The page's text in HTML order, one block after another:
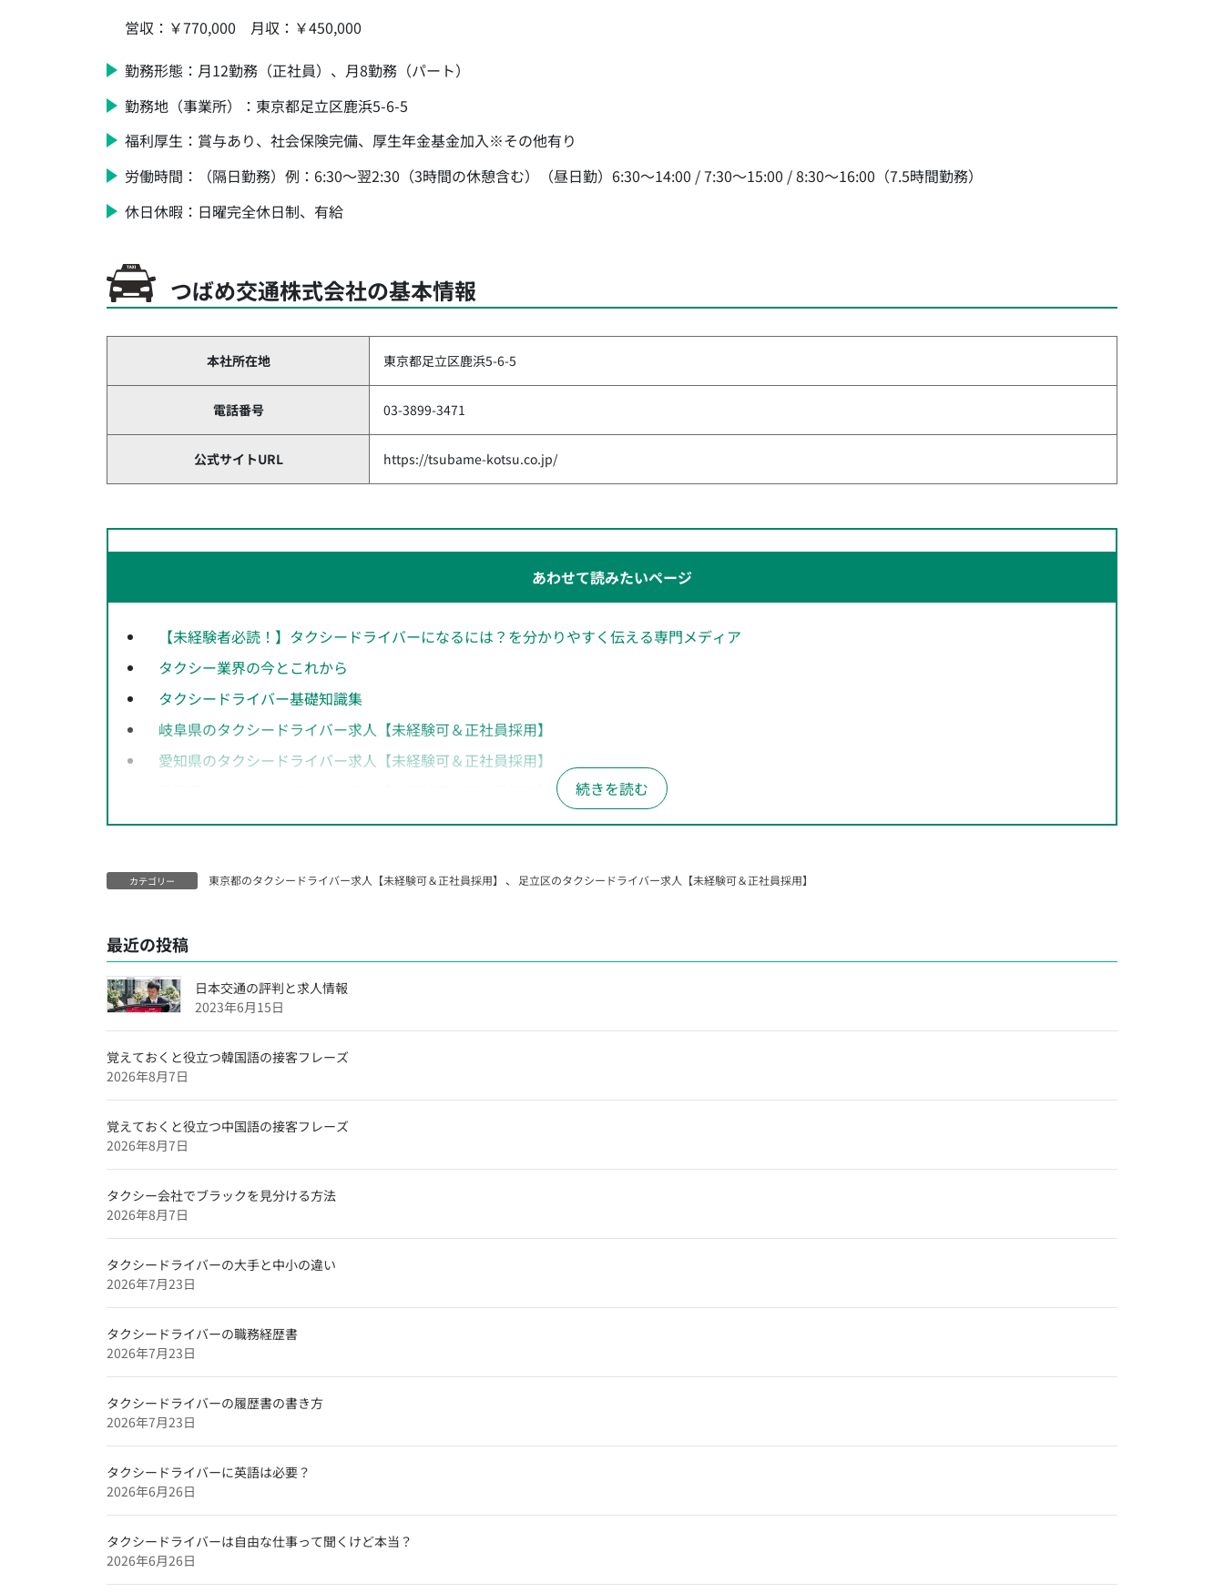
営収：￥770,000 月収：￥450,000
勤務形態：月12勤務（正社員）、月8勤務（パート）
勤務地（事業所）：東京都足立区鹿浜5-6-5
福利厚生：賞与あり、社会保険完備、厚生年金基金加入※その他有り
労働時間：（隔日勤務）例：6:30～翌2:30（3時間の休憩含む）（昼日勤）6:30～14:00 / 7:30～15:00 / 8:30～16:00（7.5時間勤務）
休日休暇：日曜完全休日制、有給
つばめ交通株式会社の基本情報
本社所在地 東京都足立区鹿浜5-6-5
電話番号 03-3899-3471
公式サイトURL https://tsubame-kotsu.co.jp/
あわせて読みたいページ
【未経験者必読！】タクシードライバーになるには？を分かりやすく伝える専門メディア
タクシー業界の今とこれから
タクシードライバー基礎知識集
岐阜県のタクシードライバー求人【未経験可＆正社員採用】
愛知県のタクシードライバー求人【未経験可＆正社員採用】
神奈川県のタクシードライバー求人【未経験可＆正社員採用】
埼玉県のタクシードライバー求人【未経験可＆正社員採用】
沖縄県のタクシードライバー求人【未経験可＆正社員採用】
福岡県のタクシードライバー求人【未経験可＆正社員採用】
愛媛県のタクシードライバー求人【未経験可＆正社員採用】
広島県のタクシードライバー求人【未経験可＆正社員採用】
滋賀県のタクシードライバー求人【未経験可＆正社員採用】
兵庫県のタクシードライバー求人【未経験可＆正社員採用】
京都府のタクシードライバー求人【未経験可＆正社員採用】
北海道のタクシードライバー求人【未経験可＆正社員採用】
特集企業
【特集】
タクシードライバーインタビュー
奈良のタクシードライバー求人【未経験可＆正社員採用】
カテゴリー 東京都のタクシードライバー求人【未経験可＆正社員採用】 、 足立区のタクシードライバー求人【未経験可＆正社員採用】
最近の投稿
日本交通の評判と求人情報
2023年6月15日
覚えておくと役立つ韓国語の接客フレーズ
2026年8月7日
覚えておくと役立つ中国語の接客フレーズ
2026年8月7日
タクシー会社でブラックを見分ける方法
2026年8月7日
タクシードライバーの大手と中小の違い
2026年7月23日
タクシードライバーの職務経歴書
2026年7月23日
タクシードライバーの履歴書の書き方
2026年7月23日
タクシードライバーに英語は必要？
2026年6月26日
タクシードライバーは自由な仕事って聞くけど本当？
2026年6月26日